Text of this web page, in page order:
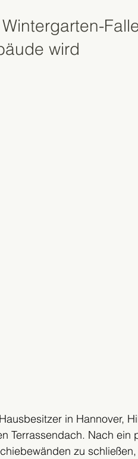
wird
in Hannover,
Terrassendach. Nach ein
zu